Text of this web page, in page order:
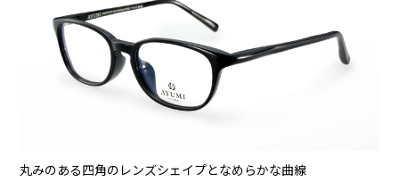
丸みのある四角のレンズシェイプとなめらかな曲線